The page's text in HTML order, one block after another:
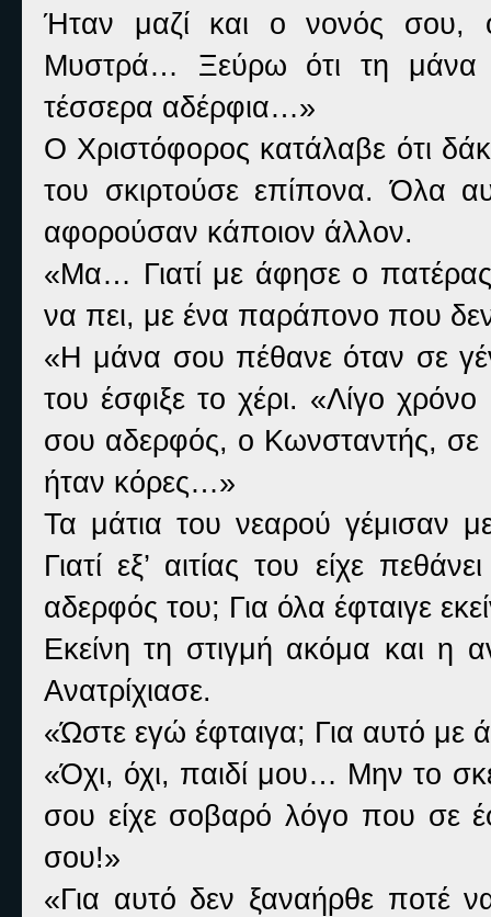
Ήταν μαζί και ο νονός σου,
Μυστρά… Ξεύρω ότι τη μάνα
τέσσερα αδέρφια…»
Ο Χριστόφορος κατάλαβε ότι
του σκιρτούσε επίπονα. Όλα
αφορούσαν κάποιον άλλον.
«Μα… Γιατί με άφησε ο
να πει, με ένα παράπονο που
«Η μάνα σου πέθανε όταν σε
του έσφιξε το χέρι. «Λίγο
σου αδερφός, ο Κωνσταντής, σε
ήταν κόρες…»
Τα μάτια του νεαρού γέμισαν
Γιατί εξ’ αιτίας του είχε
αδερφός του; Για όλα έφταιγε
Εκείνη τη στιγμή ακόμα και η
Ανατρίχιασε.
«Ώστε εγώ έφταιγα; Για αυτό
«Όχι, όχι, παιδί μου… Μην το
σου είχε σοβαρό λόγο που σε
σου!»
«Για αυτό δεν ξαναήρθε ποτέ